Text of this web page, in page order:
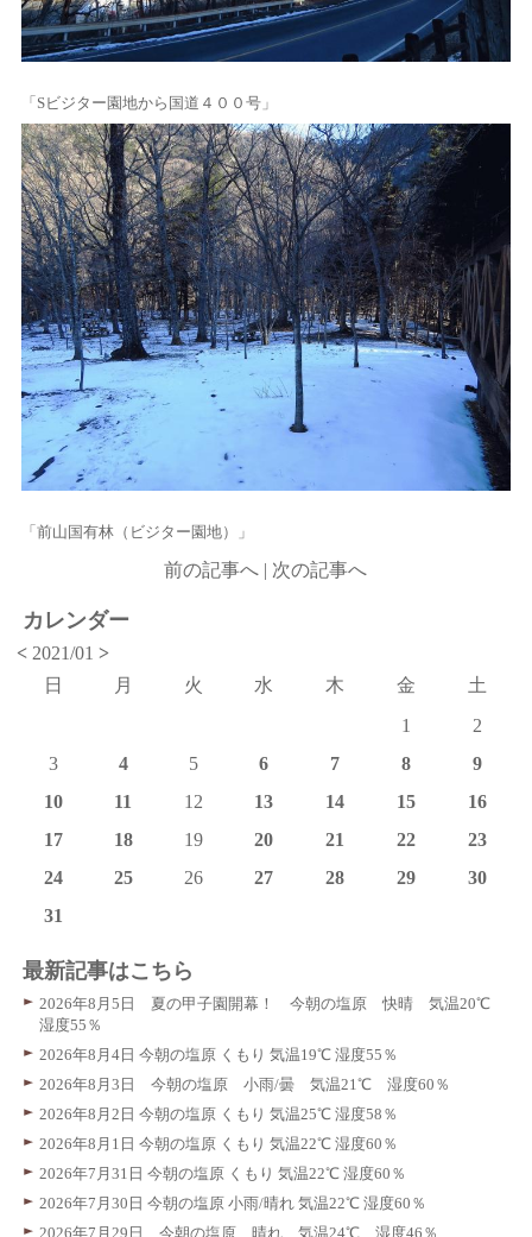
「Sビジター園地から国道４００号」
「前山国有林（ビジター園地）」
前の記事へ | 次の記事へ
カレンダー
< 2021/01>
日
月 火 水 木 金
土
1
2
3
4 5 6 7 8
9
10
11 12 13 14 15
16
17
18 19 20 21 22
23
24
25 26 27 28 29
30
31
最新記事はこちら
2026年8月5日 夏の甲子園開幕！ 今朝の塩原 快晴 気温20℃
湿度55％
2026年8月4日 今朝の塩原 くもり 気温19℃ 湿度55％
2026年8月3日 今朝の塩原 小雨/曇 気温21℃ 湿度60％
2026年8月2日 今朝の塩原 くもり 気温25℃ 湿度58％
2026年8月1日 今朝の塩原 くもり 気温22℃ 湿度60％
2026年7月31日 今朝の塩原 くもり 気温22℃ 湿度60％
2026年7月30日 今朝の塩原 小雨/晴れ 気温22℃ 湿度60％
2026年7月29日 今朝の塩原 晴れ 気温24℃ 湿度46％